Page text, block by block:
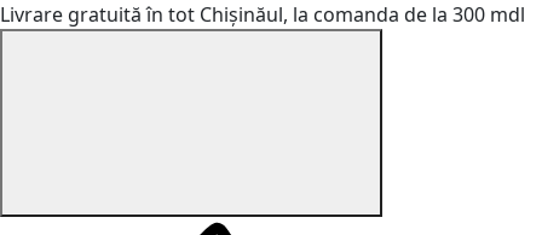
Livrare gratuită în tot Chișinăul, la comanda de la 300 mdl